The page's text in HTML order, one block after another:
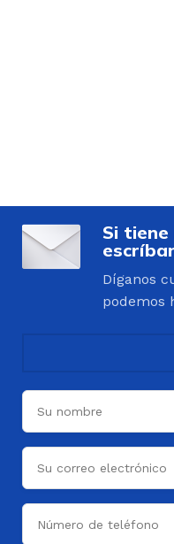
Si
Díganos
podemos